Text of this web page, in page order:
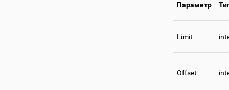
Параметр
Limit
Offset